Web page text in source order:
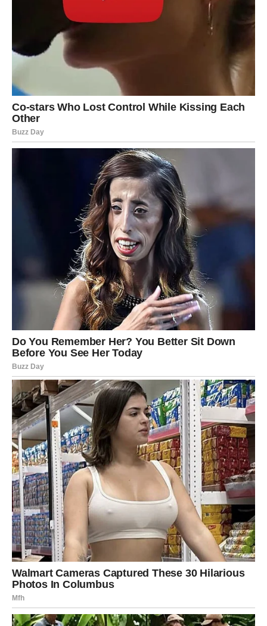
neočekivane vesti,
nova poznanstva,
putovanje ili plan koji se naglo realizuje.
Ovo je period u kojem se osećate živo, inspirisano i
Ljubav kroz komunikaciju
Flert, razgovori, razmena poruka – sve dobija na
intenzitetu. Neko može pokazati interesovanje koje vas
Poruka za Blizance:
Kada ste odlučili da ne čekate – život je počeo da se